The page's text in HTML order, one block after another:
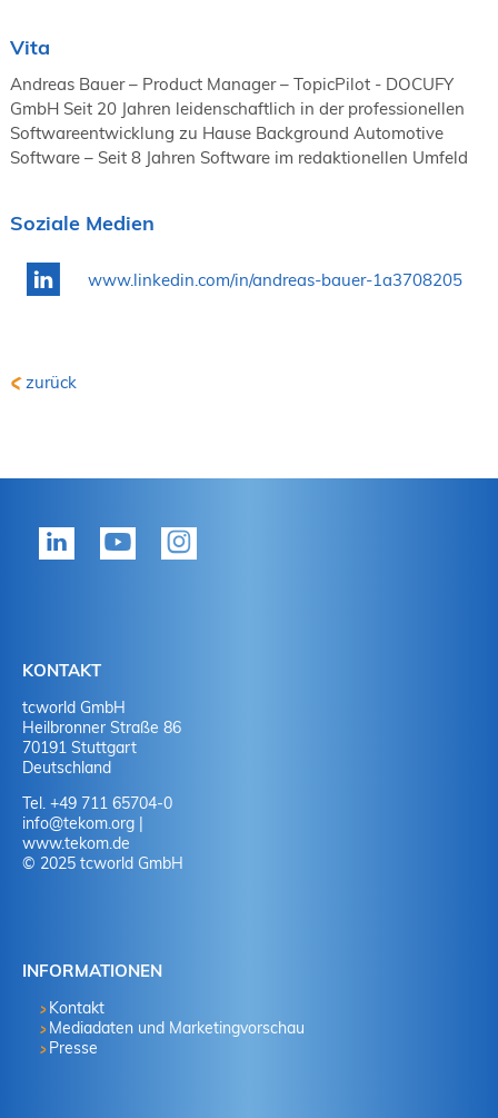
Vita
Andreas Bauer – Product Manager – TopicPilot - DOCUFY
GmbH Seit 20 Jahren leidenschaftlich in der professionellen
Softwareentwicklung zu Hause Background Automotive
Software – Seit 8 Jahren Software im redaktionellen Umfeld
Soziale Medien
www.linkedin.com/in/andreas-bauer-1a3708205
zurück
KONTAKT
tcworld GmbH
Heilbronner Straße 86
70191 Stuttgart
Deutschland
Tel. +49 711 65704-0
info@tekom.org |
www.tekom.de
© 2025 tcworld GmbH
INFORMATIONEN
Kontakt
Mediadaten und Marketingvorschau
Presse